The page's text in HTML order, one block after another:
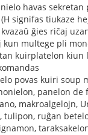
havas
signifas tiukaze
ĝies riĉaj
multege pli
kuirplatelon kiun
povas kuiri soup
panelon de
makroalgelojn,
tulipon, ruĝan